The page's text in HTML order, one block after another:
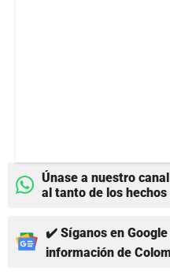
Únase a nuestro
al tanto de los
✔️ Síganos en
información de